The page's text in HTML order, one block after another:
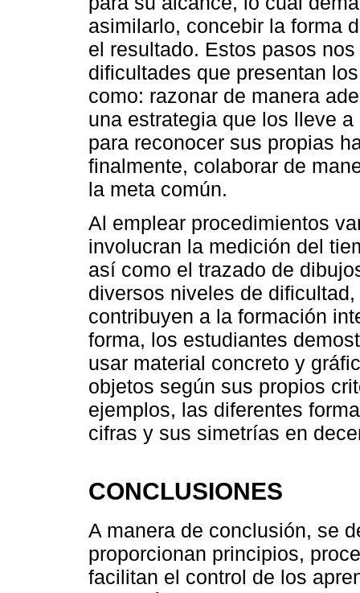
asimilarlo, concebir la forma
el resultado. Estos pasos
dificultades que presentan
como: razonar de manera
una estrategia que los lleve
para reconocer sus propias
finalmente, colaborar de
la meta común.
Al emplear procedimientos
involucran la medición del
así como el trazado de
diversos niveles de
contribuyen a la formación
forma, los estudiantes
usar material concreto y
objetos según sus propios
ejemplos, las diferentes
cifras y sus simetrías en
CONCLUSIONES
A manera de conclusión, se
proporcionan principios,
facilitan el control de los